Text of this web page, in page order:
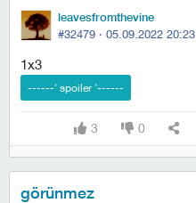
leavesfromthevine
#32479 · 05.09.2022 20:23
1x3
3 0
görünmez